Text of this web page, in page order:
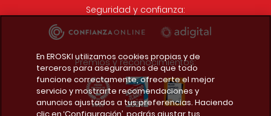
Seguridad y confianza:
Premios y reconocimientos:
En EROSKI utilizamos cookies propias y de
terceros para asegurarnos de que todo
funcione correctamente, ofrecerte el mejor
servicio y mostrarte recomendaciones y
anuncios ajustados a tus preferencias. Haciendo
clic en ‘Configuración’, podrás ajustar tus